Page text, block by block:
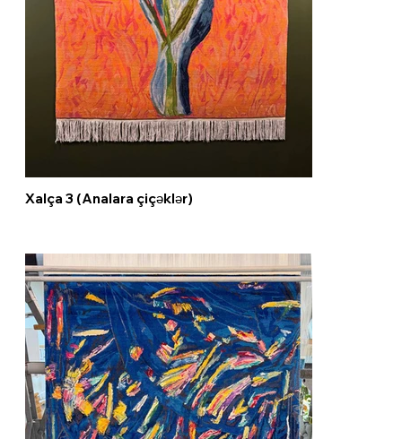
Xalça 3 (Analara çiçəklər)